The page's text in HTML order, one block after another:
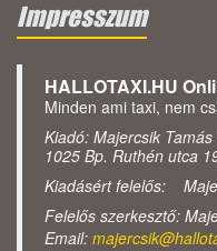
Impresszum
HALLOTAXI.HU
Minden ami taxi, nem
Kiadó: Majercsik Tamás
1025 Bp. Ruthén utca
Kiadásért felelős:
Felelős szerkesztő:
Email: